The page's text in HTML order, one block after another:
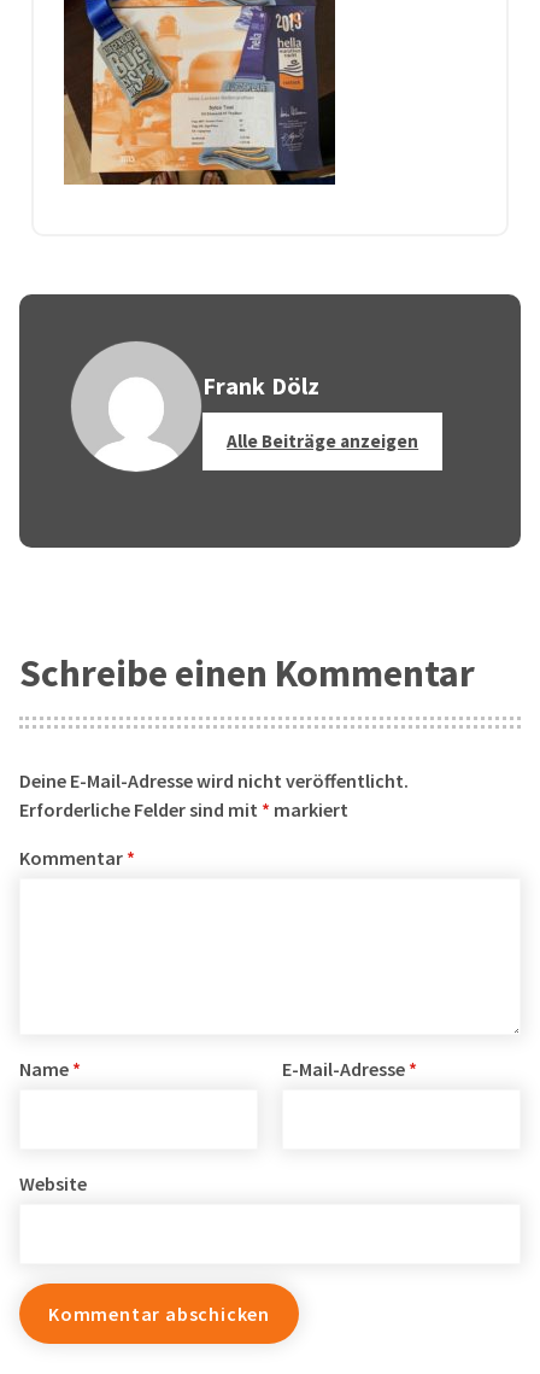
Frank Dölz
Alle Beiträge anzeigen
Schreibe einen Kommentar
Deine E-Mail-Adresse wird nicht veröffentlicht.
Erforderliche Felder sind mit * markiert
Kommentar *
Name * E-Mail-Adresse *
Website